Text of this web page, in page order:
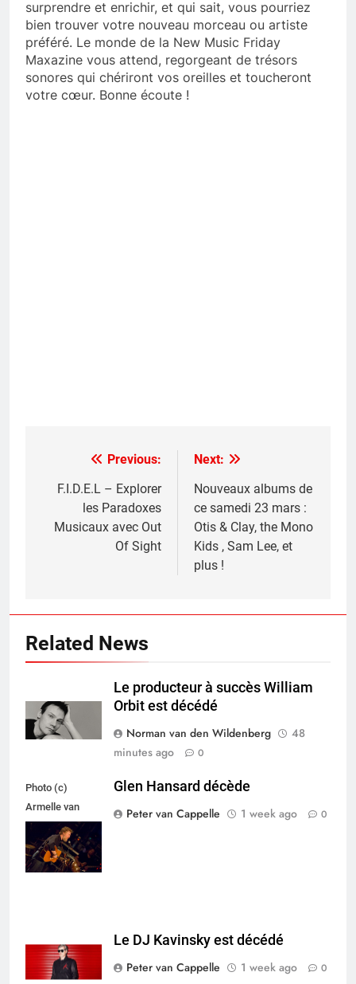
surprendre et enrichir, et qui sait, vous pourriez
bien trouver votre nouveau morceau ou artiste
préféré. Le monde de la New Music Friday
Maxazine vous attend, regorgeant de trésors
sonores qui chériront vos oreilles et toucheront
votre cœur. Bonne écoute !
navigation
Previous:
F.I.D.E.L – Explorer
les Paradoxes
Musicaux avec Out
Of Sight
Next:
Nouveaux albums de
ce samedi 23 mars :
Otis & Clay, the Mono
Kids , Sam Lee, et
plus !
Related News
Le producteur à succès William
Orbit est décédé
Norman van den Wildenberg
48
minutes ago
0
Photo (c)
Armelle van
Helden,
Maxazine.nl
Glen Hansard décède
Peter van Cappelle
1 week ago 0
Le DJ Kavinsky est décédé
Peter van Cappelle
1 week ago 0